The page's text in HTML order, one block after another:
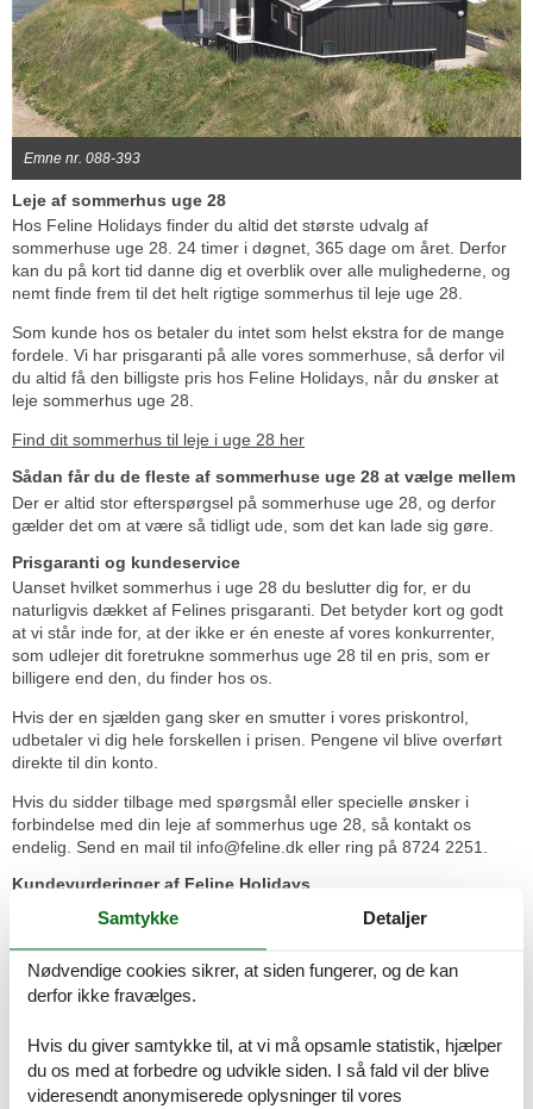
Emne nr. 088-393
Leje af sommerhus uge 28
Hos Feline Holidays finder du altid det største udvalg af
sommerhuse uge 28. 24 timer i døgnet, 365 dage om året. Derfor
kan du på kort tid danne dig et overblik over alle mulighederne, og
nemt finde frem til det helt rigtige sommerhus til leje uge 28.
Som kunde hos os betaler du intet som helst ekstra for de mange
fordele. Vi har prisgaranti på alle vores sommerhuse, så derfor vil
du altid få den billigste pris hos Feline Holidays, når du ønsker at
leje sommerhus uge 28.
Find dit sommerhus til leje i uge 28 her
Sådan får du de fleste af sommerhuse uge 28 at vælge mellem
Der er altid stor efterspørgsel på sommerhuse uge 28, og derfor
gælder det om at være så tidligt ude, som det kan lade sig gøre.
Prisgaranti og kundeservice
Uanset hvilket sommerhus i uge 28 du beslutter dig for, er du
naturligvis dækket af Felines prisgaranti. Det betyder kort og godt
at vi står inde for, at der ikke er én eneste af vores konkurrenter,
som udlejer dit foretrukne sommerhus uge 28 til en pris, som er
billigere end den, du finder hos os.
Hvis der en sjælden gang sker en smutter i vores priskontrol,
udbetaler vi dig hele forskellen i prisen. Pengene vil blive overført
direkte til din konto.
Hvis du sidder tilbage med spørgsmål eller specielle ønsker i
forbindelse med din leje af sommerhus uge 28, så kontakt os
endelig. Send en mail til info@feline.dk eller ring på 8724 2251.
Kundevurderinger af Feline Holidays
Perfekt og uden problemer. Hurtige svar på mailen.
Meget fin service og dejligt med pdf filer frem for alm.
Samtykke Detaljer
Nødvendige cookies sikrer, at siden fungerer, og de kan
derfor ikke fravælges.
Hvis du giver samtykke til, at vi må opsamle statistik, hjælper
du os med at forbedre og udvikle siden. I så fald vil der blive
videresendt anonymiserede oplysninger til vores